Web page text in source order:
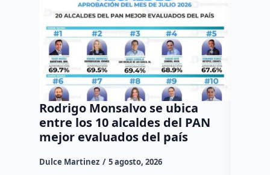
Rodrigo Monsalvo se ubica
entre los 10 alcaldes del PAN
mejor evaluados del país
Dulce Martinez 5 agosto, 2026